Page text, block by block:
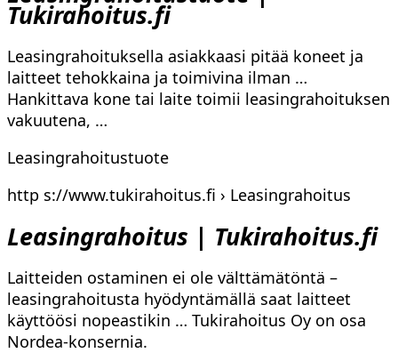
Tukirahoitus.fi
Leasingrahoituksella asiakkaasi pitää koneet ja
laitteet tehokkaina ja toimivina ilman …
Hankittava kone tai laite toimii leasingrahoituksen
vakuutena, …
Leasingrahoitustuote
http s://www.tukirahoitus.fi › Leasingrahoitus
Leasingrahoitus | Tukirahoitus.fi
Laitteiden ostaminen ei ole välttämätöntä –
leasingrahoitusta hyödyntämällä saat laitteet
käyttöösi nopeastikin … Tukirahoitus Oy on osa
Nordea-konsernia.